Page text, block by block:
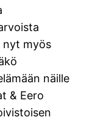
nyt myös
näille
& Eero